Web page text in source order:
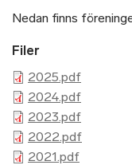
Nedan finns
Filer
2025.pdf
2024.pdf
2023.pdf
2022.pdf
2021.pdf